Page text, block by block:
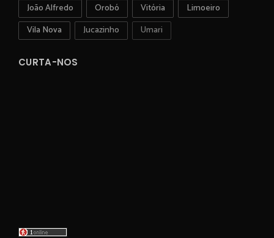
João Alfredo
Orobó Vitória
Limoeiro
Vila Nova
Jucazinho Umari
CURTA-NOS